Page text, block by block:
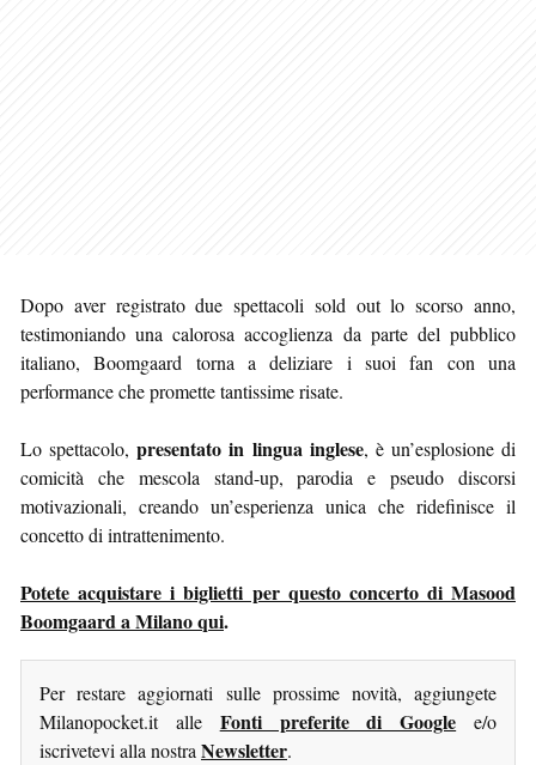
Dopo aver registrato due spettacoli sold out lo scorso anno,
testimoniando una calorosa accoglienza da parte del pubblico
italiano, Boomgaard torna a deliziare i suoi fan con una
performance che promette tantissime risate.
Lo spettacolo,presentato in lingua inglese, è un’esplosione di
comicità che mescola stand-up, parodia e pseudo discorsi
motivazionali, creando un’esperienza unica che ridefinisce il
concetto di intrattenimento.
Potete acquistare i biglietti per questo concerto di Masood
Boomgaard a Milano qui.
Per restare aggiornati sulle prossime novità, aggiungete
Milanopocket.it alle Fonti preferite di Google e/o
iscrivetevi alla nostra Newsletter.